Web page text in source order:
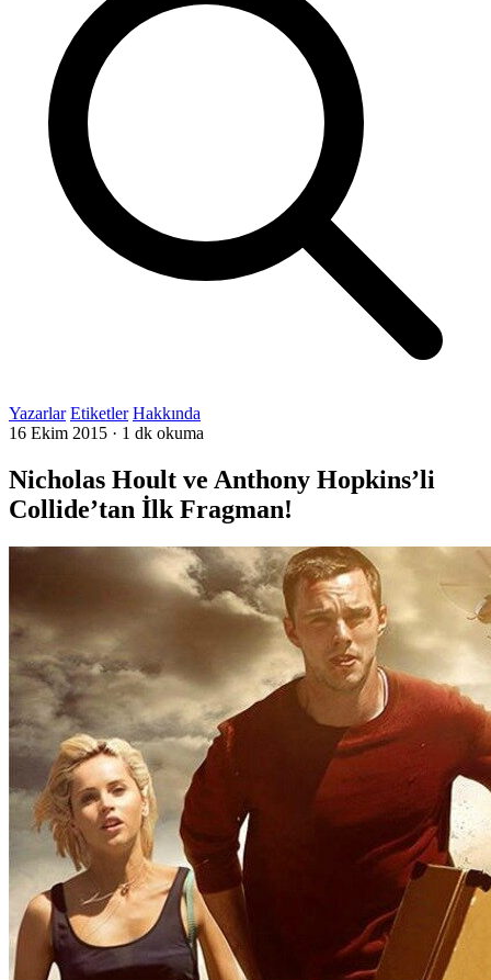
Yazarlar Etiketler Hakkında
16 Ekim 2015 · 1 dk okuma
Nicholas Hoult ve Anthony Hopkins’li
Collide’tan İlk Fragman!